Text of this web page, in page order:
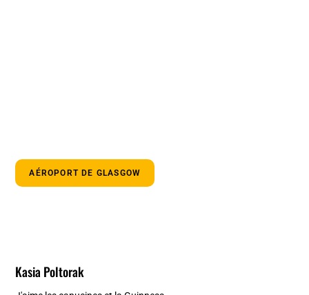
AÉROPORT DE GLASGOW
Kasia Poltorak